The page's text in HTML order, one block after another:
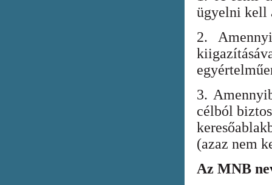
ügyelni kell
2.
3.
célból
(azaz nem
Az MNB